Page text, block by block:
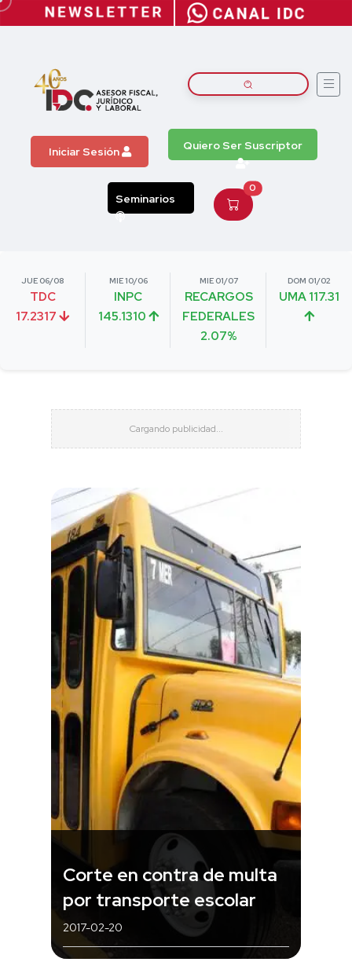
Iniciar Sesión Quiero Ser Suscriptor
Seminarios
0
JUE 06/08
TDC
17.2317
MIE 10/06
INPC
145.1310
MIE 01/07
RECARGOS
FEDERALES
2.07%
DOM 01/02
UMA 117.31
Corte en contra de multa
por transporte escolar
2017-02-20